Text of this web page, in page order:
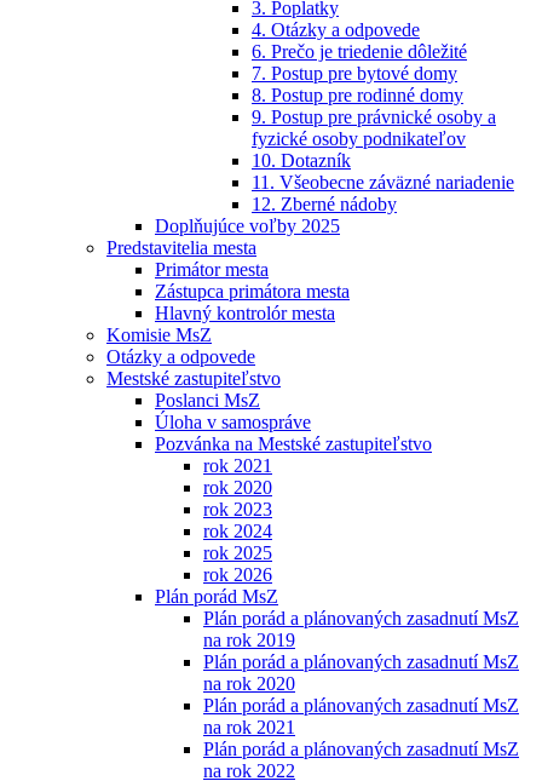
3. Poplatky
4. Otázky a odpovede
6. Prečo je triedenie dôležité
7. Postup pre bytové domy
8. Postup pre rodinné domy
9. Postup pre právnické osoby a
fyzické osoby podnikateľov
10. Dotazník
11. Všeobecne záväzné nariadenie
12. Zberné nádoby
Doplňujúce voľby 2025
Predstavitelia mesta
Primátor mesta
Zástupca primátora mesta
Hlavný kontrolór mesta
Komisie MsZ
Otázky a odpovede
Mestské zastupiteľstvo
Poslanci MsZ
Úloha v samospráve
Pozvánka na Mestské zastupiteľstvo
rok 2021
rok 2020
rok 2023
rok 2024
rok 2025
rok 2026
Plán porád MsZ
Plán porád a plánovaných zasadnutí MsZ
na rok 2019
Plán porád a plánovaných zasadnutí MsZ
na rok 2020
Plán porád a plánovaných zasadnutí MsZ
na rok 2021
Plán porád a plánovaných zasadnutí MsZ
na rok 2022